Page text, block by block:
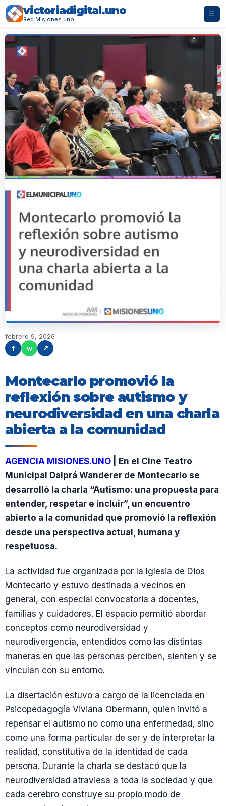
victoriadigital.uno
Red Misiones.uno
☰
febrero 9, 2026
f
w ↗
Montecarlo promovió la
reflexión sobre autismo y
neurodiversidad en una charla
abierta a la comunidad
AGENCIA MISIONES.UNO | En el Cine Teatro
Municipal Dalprá Wanderer de Montecarlo se
desarrolló la charla “Autismo: una propuesta para
entender, respetar e incluir”, un encuentro
abierto a la comunidad que promovió la reflexión
desde una perspectiva actual, humana y
respetuosa.
La actividad fue organizada por la Iglesia de Dios
Montecarlo y estuvo destinada a vecinos en
general, con especial convocatoria a docentes,
familias y cuidadores. El espacio permitió abordar
conceptos como neurodiversidad y
neurodivergencia, entendidos como las distintas
maneras en que las personas perciben, sienten y se
vinculan con su entorno.
La disertación estuvo a cargo de la licenciada en
Psicopedagogía Viviana Obermann, quien invitó a
repensar el autismo no como una enfermedad, sino
como una forma particular de ser y de interpretar la
realidad, constitutiva de la identidad de cada
persona. Durante la charla se destacó que la
neurodiversidad atraviesa a toda la sociedad y que
cada cerebro construye su propio modo de